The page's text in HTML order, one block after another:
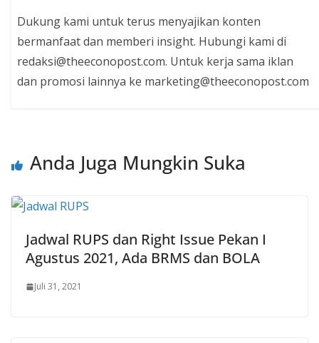
Dukung kami untuk terus menyajikan konten
bermanfaat dan memberi insight. Hubungi kami di
redaksi@theeconopost.com. Untuk kerja sama iklan
dan promosi lainnya ke marketing@theeconopost.com
Anda Juga Mungkin Suka
Jadwal RUPS dan Right Issue Pekan I
Agustus 2021, Ada BRMS dan BOLA
Juli 31, 2021